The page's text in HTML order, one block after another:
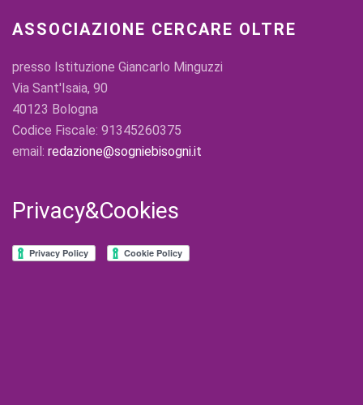
ASSOCIAZIONE CERCARE OLTRE
presso Istituzione Giancarlo Minguzzi
Via Sant'Isaia, 90
40123 Bologna
Codice Fiscale: 91345260375
email: redazione@sogniebisogni.it
Privacy&Cookies